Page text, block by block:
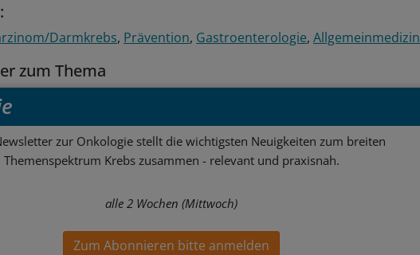
Darmkrebs Prävention Gastroenterologie Allgemeinmedizin
zum Thema
zur Onkologie stellt die wichtigsten Neuigkeiten zum breiten
Themenspektrum Krebs zusammen - relevant und praxisnah.
alle 2 Wochen (Mittwoch)
Zum Abonnieren bitte anmelden